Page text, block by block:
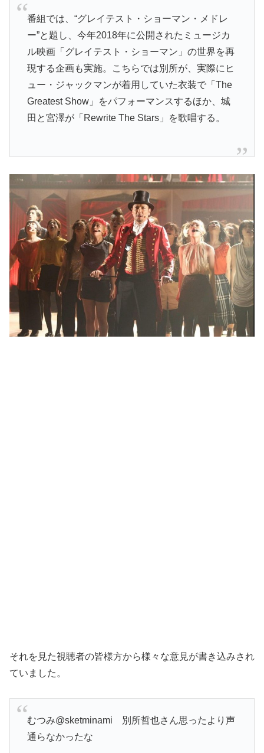
番組では、“グレイテスト・ショーマン ・メドレ
ー”と題し、今年2018年に公開されたミュージカ
ル映画「 グレイテスト・ショーマン」の世界を再
現する企画も実施。こちらでは別所が、実際にヒ
ュー・ジャックマンが着用していた衣装で「The
Greatest Show」をパフォーマンスするほか、城
田と宮澤が「Rewrite The Stars」を歌唱する。
それを見た視聴者の皆様方から様々な意見が書き込みされ
ていました。
むつみ@sketminami
別所哲也さん思ったより声
通らなかったな